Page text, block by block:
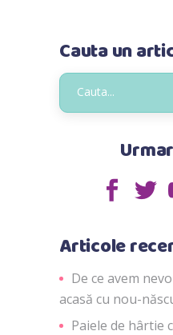
Cauta un
Articole
De ce avem
acasă cu nou-
Paiele de hârtie